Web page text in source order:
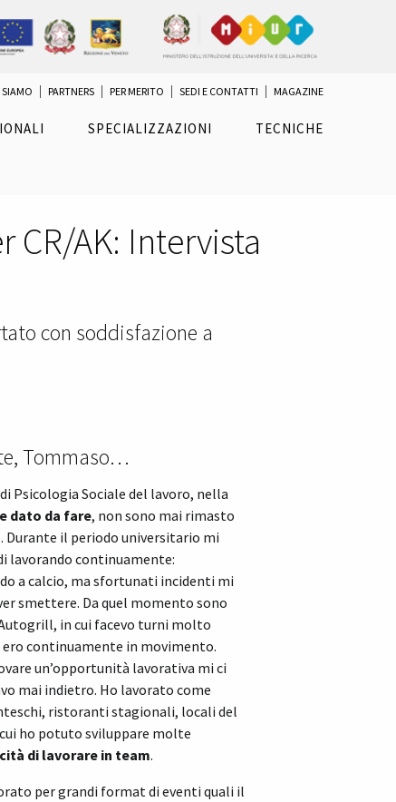
SIAMO PARTNERS PER MERITO SEDI E CONTATTI MAGAZINE
SPECIALIZZAZIONI TECNICHE
CR/AK: Intervista
con soddisfazione a
Tommaso…
Psicologia Sociale del lavoro, nella
dato da fare, non sono mai rimasto
Durante il periodo universitario mi
lavorando continuamente:
a calcio, ma sfortunati incidenti mi
smettere. Da quel momento sono
in cui facevo turni molto
continuamente in movimento.
un’opportunità lavorativa mi ci
mai indietro. Ho lavorato come
ristoranti stagionali, locali del
ho potuto sviluppare molte
di lavorare in team.
per grandi format di eventi quali il